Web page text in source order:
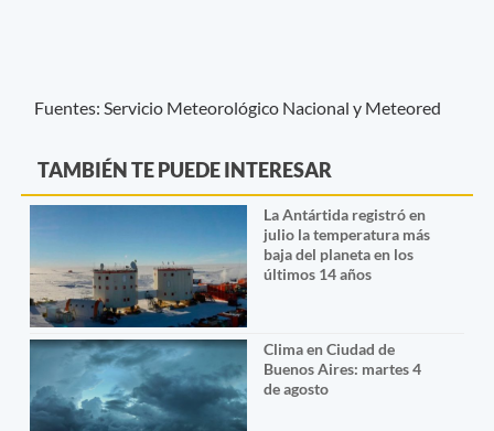
Fuentes: Servicio Meteorológico Nacional y Meteored
TAMBIÉN TE PUEDE INTERESAR
La Antártida registró en
julio la temperatura más
baja del planeta en los
últimos 14 años
Clima en Ciudad de
Buenos Aires: martes 4
de agosto